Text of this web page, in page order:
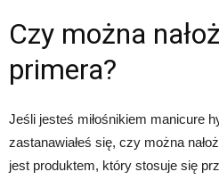
Czy można
primera?
Jeśli jesteś miłośnikiem manicure
zastanawiałeś się, czy można
jest produktem, który stosuje się